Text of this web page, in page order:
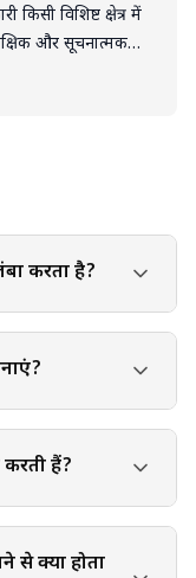
किसी विशिष्ट क्षेत्र में
और सूचनात्मक
या जानकारी के
सोच और
करता है?
करती हैं?
से क्या होता